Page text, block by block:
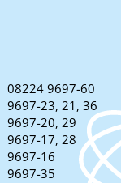
08224 9697-60
9697-23, 21, 36
9697-20, 29
9697-17, 28
9697-16
9697-35